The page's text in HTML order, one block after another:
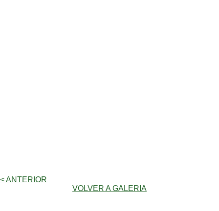
< ANTERIOR
VOLVER A GALERIA